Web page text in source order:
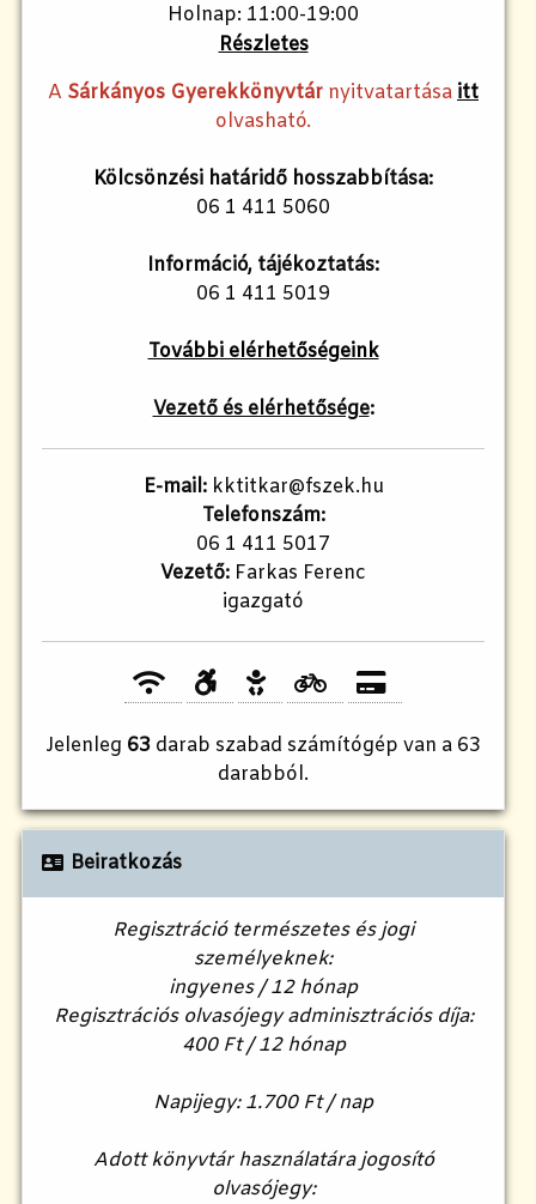
Holnap: 11:00-19:00
Részletes
A Sárkányos Gyerekkönyvtár nyitvatartása itt
olvasható.
Kölcsönzési határidő hosszabbítása:
06 1 411 5060
Információ, tájékoztatás:
06 1 411 5019
További elérhetőségeink
Vezető és elérhetősége:
E-mail:kktitkar@fszek.hu
Telefonszám:
06 1 411 5017
Vezető: Farkas Ferenc
igazgató
Jelenleg 63 darab szabad számítógép van a 63
darabból.
Beiratkozás
Regisztráció természetes és jogi
személyeknek:
ingyenes / 12 hónap
Regisztrációs olvasójegy adminisztrációs díja:
400 Ft / 12 hónap
Napijegy: 1.700 Ft / nap
Adott könyvtár használatára jogosító
olvasójegy: